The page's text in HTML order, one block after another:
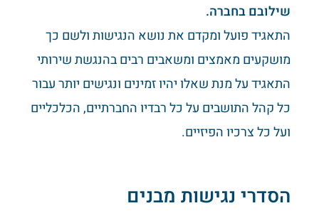
שילובם בחברה.
התאגיד פועל ומקדם את נושא הנגישות ולשם כך
מושקעים מאמצים ומשאבים רבים בהנגשת שירותי
התאגיד על מנת שאלו יהיו זמינים ונגישים יותר עבור
כל קהל התושבים על כל רבדיו החברתיים, הכלכליים
ועל כל צרכיו הפיזיים.
הסדרי נגישות מבנים